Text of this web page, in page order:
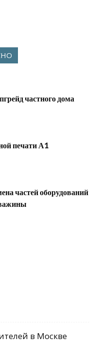
частного дома
печати А1
частей оборудований
в Москве